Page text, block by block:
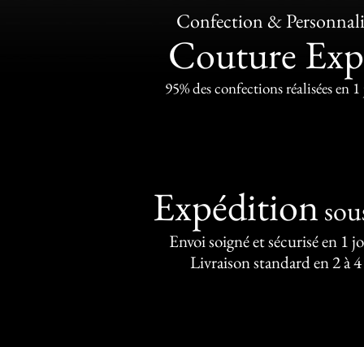
Confection &
Couture
95% des confections réalisées en
Expédition
Envoi soigné et sécurisé en 1
Livraison standard en 2 à